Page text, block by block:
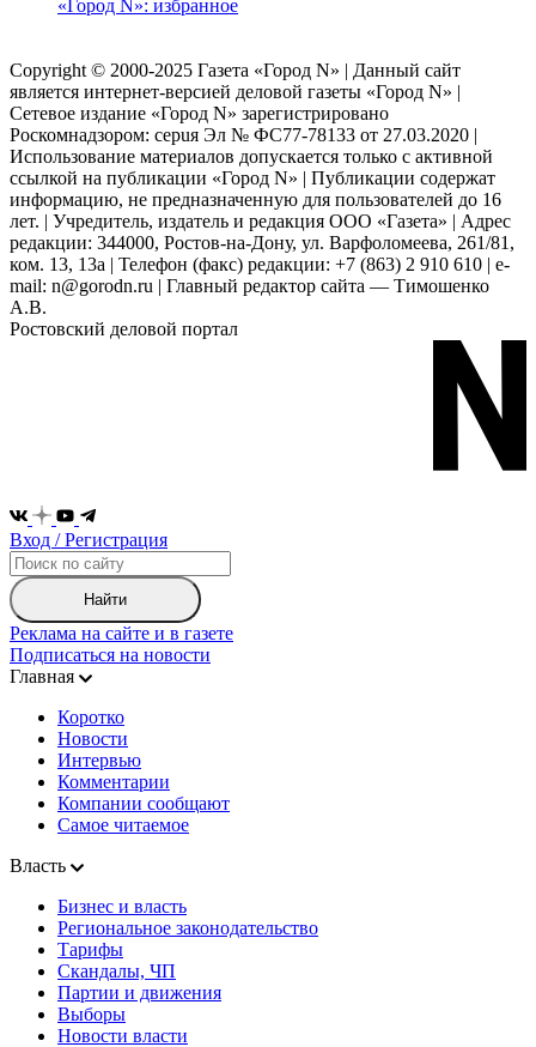
«Город N»: избранное
Copyright © 2000-2025 Газета «Город N» | Данный сайт
является интернет-версией деловой газеты «Город N» |
Сетевое издание «Город N» зарегистрировано
Роскомнадзором: серuя Эл № ФС77-78133 от 27.03.2020 |
Использование материалов допускается только с активной
ссылкой на публикации «Город N» | Публикации содержат
информацию, не предназначенную для пользователей до 16
лет. | Учредитель, издатель и редакция ООО «Газета» | Адрес
редакции: 344000, Ростов-на-Дону, ул. Варфоломеева, 261/81,
ком. 13, 13а | Телефон (факс) редакции: +7 (863) 2 910 610 | e-
mail: n@gorodn.ru | Главный редактор сайта — Тимошенко
А.В.
Ростовский деловой портал
Вход / Регистрация
Найти
Реклама на сайте и в газете
Подписаться на новости
Главная
Коротко
Новости
Интервью
Комментарии
Компании сообщают
Самое читаемое
Власть
Бизнес и власть
Региональное законодательство
Тарифы
Скандалы, ЧП
Партии и движения
Выборы
Новости власти